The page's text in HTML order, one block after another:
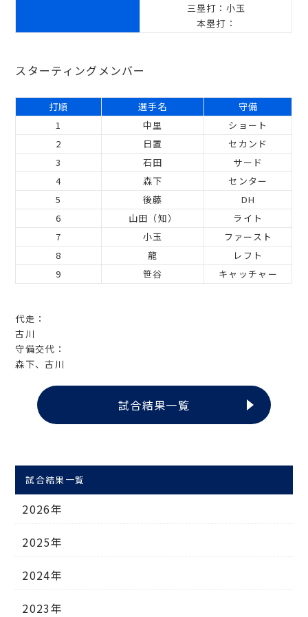
三塁打：小玉
本塁打：
スターティングメンバー
打順 選手名
守備
1
中里
ショート
2
日置
セカンド
3
石田
サード
4
森下
センター
5
後藤
DH
6
山田（知）
ライト
7
小玉
ファースト
8
龍
レフト
9
笹谷 キャッチャー
代走：
古川
守備交代：
森下、古川
試合結果一覧
試合結果一覧
2026年
2025年
2024年
2023年